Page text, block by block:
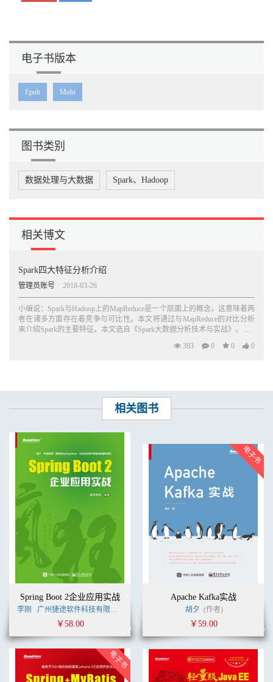
电子书版本
Epub Mobi
图书类别
数据处理与大数据 Spark、Hadoop
相关博文
Spark四大特征分析介绍
管理员账号 2018-03-26
小编说：Spark与Hadoop上的MapReduce是一个层面上的概念，这意味着两
者在诸多方面存在着竞争与可比性。本文将通过与MapReduce的对比分析
来介绍Spark的主要特征。本文选自《Spark大数据分析技术与实战》。 ...
383
0 0 0
相关图书
Spring Boot 2企业应用实战
李刚 广州捷途软件科技有限公司
￥58.00
Apache Kafka实战
胡夕 (作者)
￥59.00